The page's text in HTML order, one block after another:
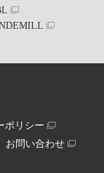
ポリシー
お問い合わせ